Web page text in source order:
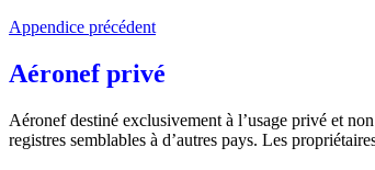
Appendice précédent
Aéronef privé
Aéronef destiné exclusivement à l’usage privé et
registres semblables à d’autres pays. Les